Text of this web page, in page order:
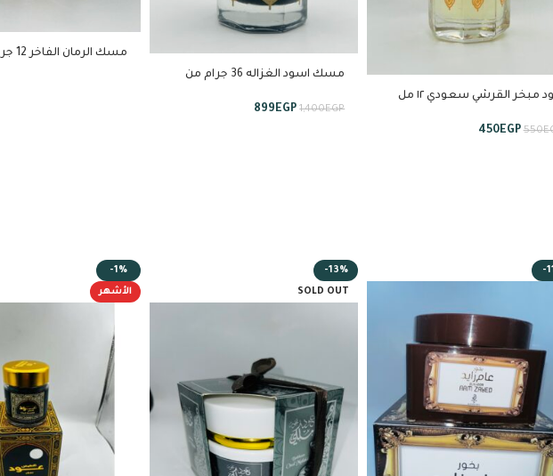
عود مبخر القرشي سعودي ١٢ مل
550
450EGP
مسك اسود الغزاله 36 جرام من
1,400EGP
899EGP
مسك الرمان الفاخر 12 جرام
-
-13%
SOLD OUT
-1%
الأشهر